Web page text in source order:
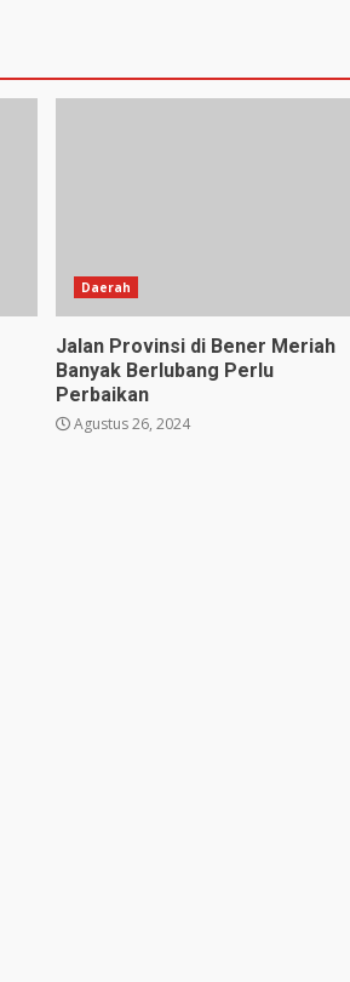
Daerah
Jalan Provinsi di Bener Meriah
Banyak Berlubang Perlu
Perbaikan
Agustus 26, 2024